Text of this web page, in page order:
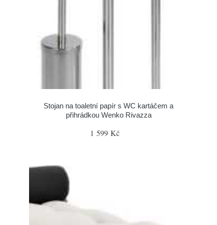
Stojan na toaletní papír s WC kartáčem a
přihrádkou Wenko Rivazza
1 599 Kč